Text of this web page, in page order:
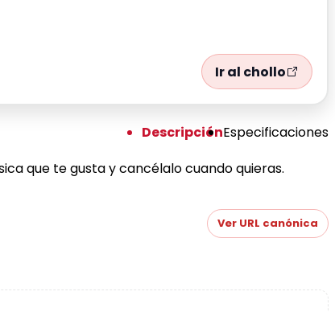
Ir al chollo
DescripciónEspecificaciones
que te gusta y cancélalo cuando quieras.
Ver URL canónica